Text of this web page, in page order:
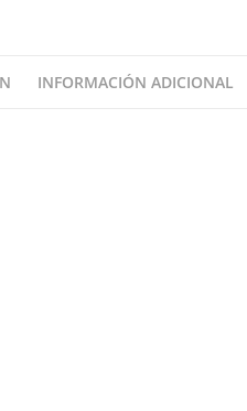
INFORMACIÓN ADICIONAL